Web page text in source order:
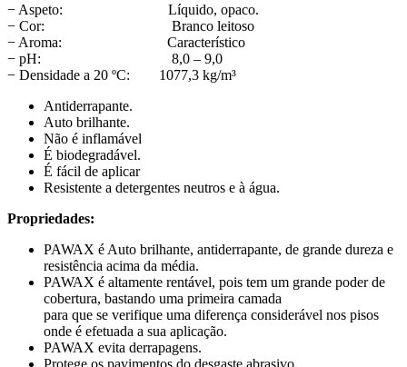
− Aspeto: Líquido, opaco.
− Cor: Branco leitoso
− Aroma: Característico
− pH: 8,0 – 9,0
− Densidade a 20 ºC: 1077,3 kg/m³
Antiderrapante.
Auto brilhante.
Não é inflamável
É biodegradável.
É fácil de aplicar
Resistente a detergentes neutros e à água.
Propriedades:
PAWAX é Auto brilhante, antiderrapante, de grande dureza e
resistência acima da média.
PAWAX é altamente rentável, pois tem um grande poder de
cobertura, bastando uma primeira camada
para que se verifique uma diferença considerável nos pisos
onde é efetuada a sua aplicação.
PAWAX evita derrapagens.
Protege os pavimentos do desgaste abrasivo.